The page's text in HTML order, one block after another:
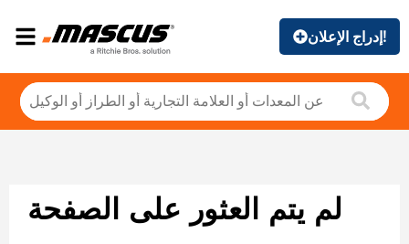
إدراج الإعلان!
لم يتم العثور على الصفحة